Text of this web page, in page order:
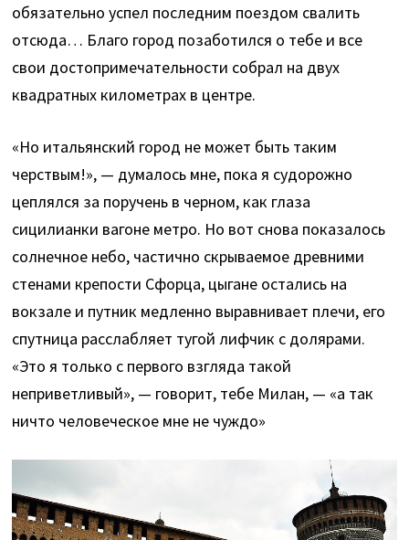
обязательно успел последним поездом свалить
отсюда… Благо город позаботился о тебе и все
свои достопримечательности собрал на двух
квадратных километрах в центре.
«Но итальянский город не может быть таким
черствым!», — думалось мне, пока я судорожно
цеплялся за поручень в черном, как глаза
сицилианки вагоне метро. Но вот снова показалось
солнечное небо, частично скрываемое древними
стенами крепости Сфорца, цыгане остались на
вокзале и путник медленно выравнивает плечи, его
спутница расслабляет тугой лифчик с долярами.
«Это я только с первого взгляда такой
неприветливый», — говорит, тебе Милан, — «а так
ничто человеческое мне не чуждо»